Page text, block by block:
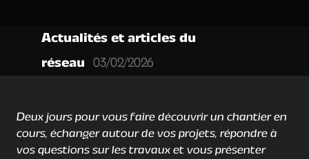
Actualités et articles du
réseau 03/02/2026
Deux jours pour vous faire découvrir un chantier en
cours, échanger autour de vos projets, répondre à
vos questions sur les travaux et vous présenter